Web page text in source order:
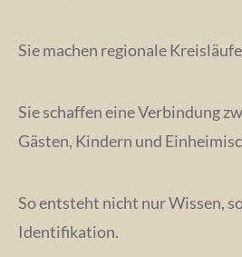
Sie machen regionale
Sie schaffen eine Verbindung
Gästen, Kindern und
So entsteht nicht nur Wissen,
Identifikation.